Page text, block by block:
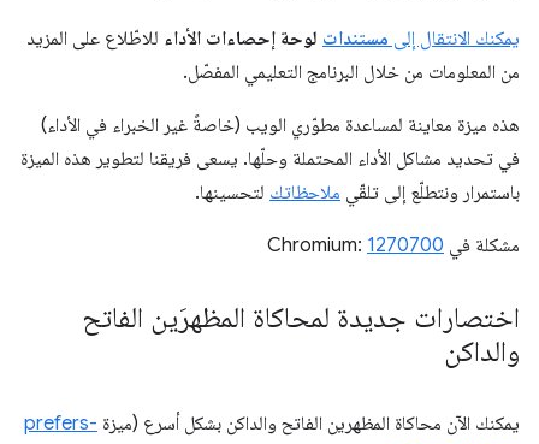
يمكنك الانتقال إلى مستندات لوحة إحصاءات الأداء للاطّلاع على المزيد
من المعلومات من خلال البرنامج التعليمي المفصّل.
هذه ميزة معاينة لمساعدة مطوّري الويب (خاصةً غير الخبراء في الأداء)
في تحديد مشاكل الأداء المحتملة وحلّها. يسعى فريقنا لتطوير هذه الميزة
باستمرار ونتطلّع إلى تلقّي ملاحظاتك لتحسينها.
مشكلة في Chromium: 1270700
اختصارات جديدة لمحاكاة المظهرَين الفاتح
والداكن
يمكنك الآن محاكاة المظهرين الفاتح والداكن بشكل أسرع (ميزة prefers-